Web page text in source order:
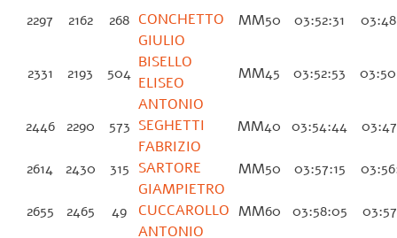
2297 2162 268 CONCHETTO
GIULIO
MM50 03:52:31
2331 2193 504
BISELLO
ELISEO
ANTONIO
MM45 03:52:53
2446 2290 573 SEGHETTI
FABRIZIO
MM40 03:54:44
2614 2430 315 SARTORE
GIAMPIETRO
MM50 03:57:15
2655 2465 49
CUCCAROLLO
ANTONIO
MM60 03:58:05